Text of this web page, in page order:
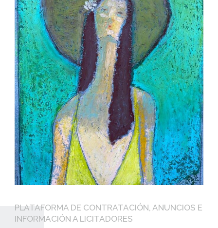
PLATAFORMA DE CONTRATACIÓN, ANUNCIOS E
INFORMACIÓN A LICITADORES